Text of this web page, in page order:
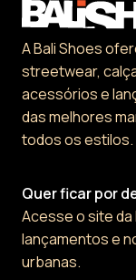
A Bali Shoes
streetwear,
acessórios e
das melhores
todos os estilos.
Quer ficar por
Acesse o site
lançamentos e
urbanas.